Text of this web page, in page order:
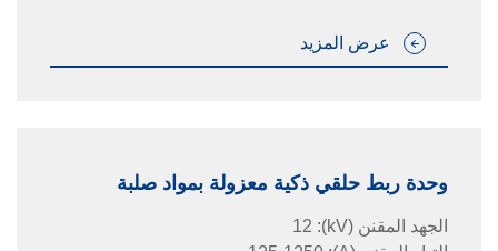
عرض المزيد
وحدة ربط حلقي ذكية معزولة بمواد صلبة
الجهد المقنن (kV)
: